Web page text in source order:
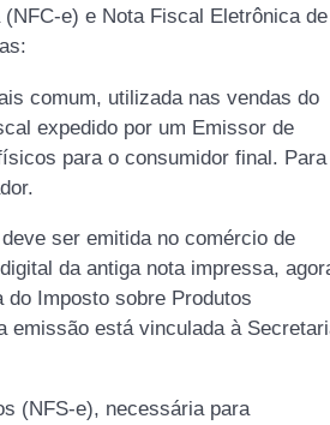
e) e Nota Fiscal Eletrônica de
comum, utilizada nas vendas do
expedido por um Emissor de
para o consumidor final. Para
ser emitida no comércio de
da antiga nota impressa,
do Imposto sobre Produtos
emissão está vinculada à
(NFS-e), necessária para